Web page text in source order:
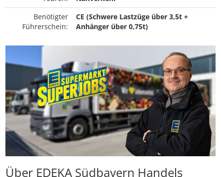
Benötigter
Führerschein:
CE (Schwere Lastzüge über 3,5t +
Anhänger über 0,75t)
Über EDEKA Südbayern Handels